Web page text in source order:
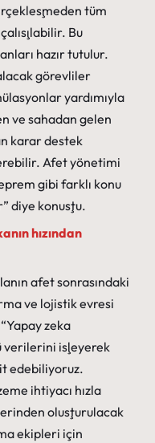
tüm
Bu
hazır tutulur.
görevliler
yardımıyla
ve sahadan gelen
karar destek
Afet yönetimi
gibi farklı konu
diye konuştu.
hızından
afet sonrasındaki
ve lojistik evresi
zeka
verilerini işleyerek
edebiliyoruz.
ihtiyacı hızla
oluşturulacak
ekipleri için